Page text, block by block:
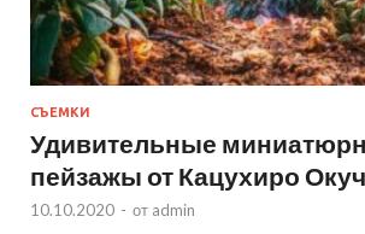
СЪЕМКИ
Удивительные
пейзажы от Кацухиро
10.10.2020 - от admin